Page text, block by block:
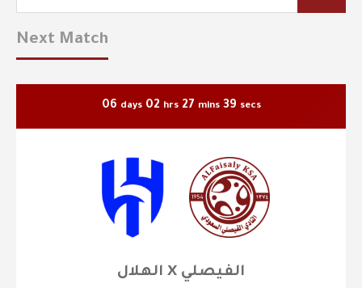
Next Match
06 days 02 hrs 27 mins 38 secs
الهلال X الفيصلي